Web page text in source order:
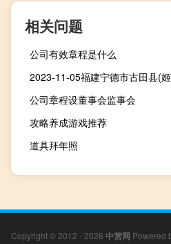
相关问题
公司有效章程是什么
2023-11-05福建宁德市古田县(
公司章程设董事会监事会
攻略养成游戏推荐
道具拜年照
Copyright © 2012 - 2026 中营网 Powered